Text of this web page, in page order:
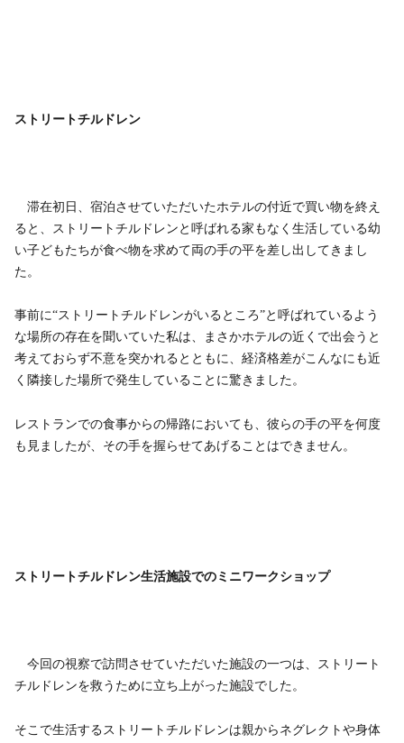
ストリートチルドレン
滞在初日、宿泊させていただいたホテルの付近で買い物を終え
ると、ストリートチルドレンと呼ばれる家もなく生活している幼
い子どもたちが食べ物を求めて両の手の平を差し出してきまし
た。
事前に“ストリートチルドレンがいるところ”と呼ばれているよう
な場所の存在を聞いていた私は、まさかホテルの近くで出会うと
考えておらず不意を突かれるとともに、経済格差がこんなにも近
く隣接した場所で発生していることに驚きました。
レストランでの食事からの帰路においても、彼らの手の平を何度
も見ましたが、その手を握らせてあげることはできません。
ストリートチルドレン生活施設でのミニワークショップ
今回の視察で訪問させていただいた施設の一つは、ストリート
チルドレンを救うために立ち上がった施設でした。
そこで生活するストリートチルドレンは親からネグレクトや身体